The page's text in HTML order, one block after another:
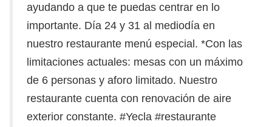
ayudando a que te puedas centrar en lo
importante. Día 24 y 31 al mediodía en
nuestro restaurante menú especial. *Con las
limitaciones actuales: mesas con un máximo
de 6 personas y aforo limitado. Nuestro
restaurante cuenta con renovación de aire
exterior constante. #Yecla #restaurante